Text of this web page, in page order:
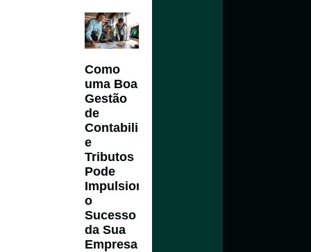
Como
uma Boa
Gestão
de
Contabilidade
e
Tributos
Pode
Impulsionar
o
Sucesso
da Sua
Empresa